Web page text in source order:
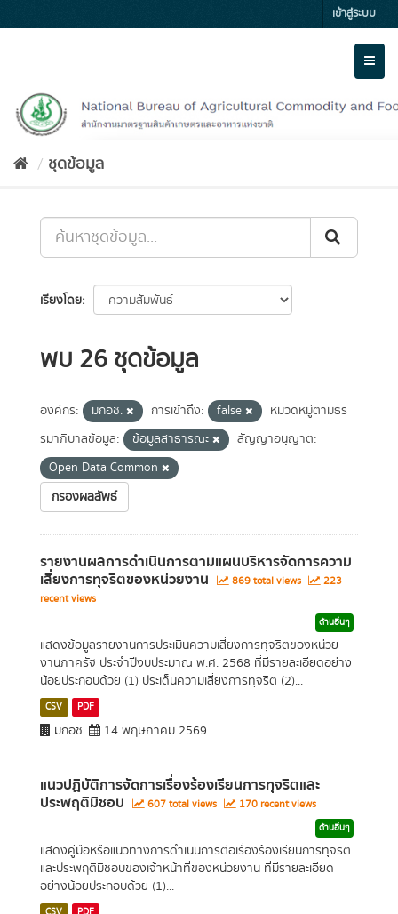
to
เข้าสู่ระบบ
ชุดข้อมูล
เรียงโดย
พบ 26 ชุดข้อมูล
องค์กร: มกอช. การเข้าถึง: false
หมวดหมู่ตามธร
รมาภิบาลข้อมูล:
ข้อมูลสาธารณะ
สัญญาอนุญาต:
Open Data Common
กรองผลลัพธ์
รายงานผลการดำเนินการตามแผนบริหารจัดการความ
เสี่ยงการทุจริตของหน่วยงาน 869 total views
223
recent views
ด้านอื่นๆ
แสดงข้อมูลรายงานการประเมินความเสี่ยงการทุจริตของหน่วย
งานภาครัฐ ประจำปีงบประมาณ พ.ศ. 2568 ที่มีรายละเอียดอย่าง
น้อยประกอบด้วย (1) ประเด็นความเสี่ยงการทุจริต (2)...
CSV PDF
มกอช. 14 พฤษภาคม 2569
แนวปฏิบัติการจัดการเรื่องร้องเรียนการทุจริตและ
ประพฤติมิชอบ 607 total views 170 recent views
ด้านอื่นๆ
แสดงคู่มือหรือแนวทางการดำเนินการต่อเรื่องร้องเรียนการทุจริต
และประพฤติมิชอบของเจ้าหน้าที่ของหน่วยงาน ที่มีรายละเอียด
อย่างน้อยประกอบด้วย (1)...